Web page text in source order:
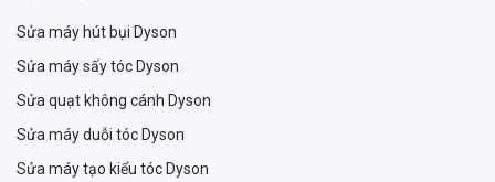
Sửa máy hút bụi Dyson
Sửa máy sấy tóc Dyson
Sửa quạt không cánh Dyson
Sửa máy duỗi tóc Dyson
Sửa máy tạo kiểu tóc Dyson